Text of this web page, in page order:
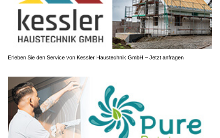
Erleben Sie den Service von Kessler Haustechnik GmbH – Jetzt anfragen